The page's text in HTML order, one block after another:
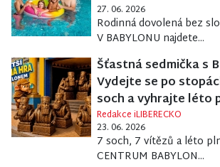
27. 06. 2026
Rodinná dovolená bez
V BABYLONU najdete...
Šťastná sedmička s
Vydejte se po
soch a vyhrajte léto
Redakce iLIBERECKO
23. 06. 2026
7 soch, 7 vítězů a léto
CENTRUM BABYLON...